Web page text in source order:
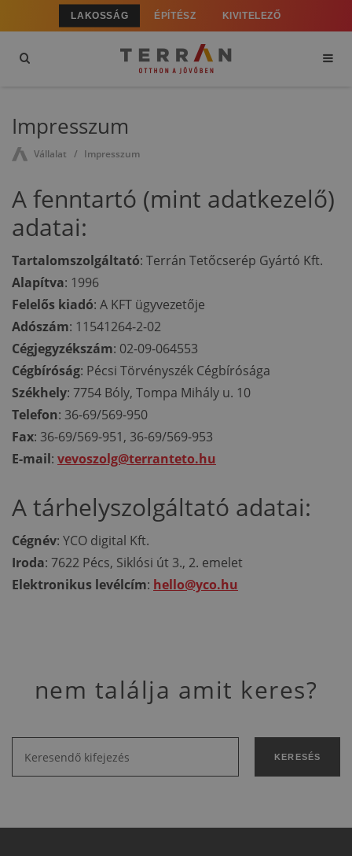
LAKOSSÁG ÉPÍTÉSZ KIVITELEZŐ
Impresszum
Vállalat Impresszum
A fenntartó (mint adatkezelő)
adatai:
Tartalomszolgáltató: Terrán Tetőcserép Gyártó Kft.
Alapítva: 1996
Felelős kiadó: A KFT ügyvezetője
Adószám: 11541264-2-02
Cégjegyzékszám: 02-09-064553
Cégbíróság: Pécsi Törvényszék Cégbírósága
Székhely: 7754 Bóly, Tompa Mihály u. 10
Telefon: 36-69/569-950
Fax: 36-69/569-951, 36-69/569-953
E-mail: vevoszolg@terranteto.hu
A tárhelyszolgáltató adatai:
Cégnév: YCO digital Kft.
Iroda: 7622 Pécs, Siklósi út 3., 2. emelet
Elektronikus levélcím: hello@yco.hu
nem találja amit keres?
KERESÉS